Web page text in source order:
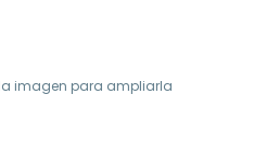
imagen para ampliarla